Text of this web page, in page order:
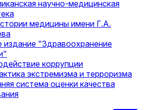
научно-медицинская
медицины имени Г.А.
издание "Здравоохранение
коррупции
экстремизма и терроризма
система оценки качества